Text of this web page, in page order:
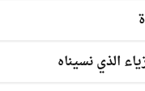
الذي نسيناه